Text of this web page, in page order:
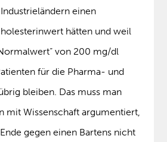
einen
hätten und weil
von 200 mg/dl
für die Pharma- und
bleiben. Das muss man
mit Wissenschaft argumentiert,
gegen einen Bartens nicht